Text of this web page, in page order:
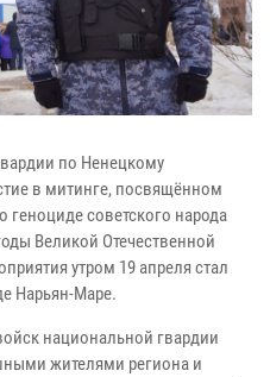
по Ненецкому
в митинге, посвящённом
советского народа
Великой Отечественной
утром 19 апреля стал
Нарьян-Маре.
национальной гвардии
жителями региона и